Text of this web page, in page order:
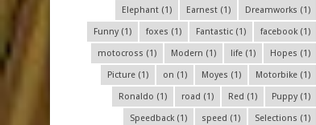
Dreamworks (1)
Earnest (1)
Elephant (1)
facebook (1)
Fantastic (1)
foxes (1)
Funny(1)
Hopes (1)
life (1)
Modern (1)
motocross (1)
Motorbike (1)
Moyes (1)
on (1)
Picture (1)
Puppy(1)
Red (1)
road (1)
Ronaldo (1)
Selections (1)
speed (1)
Speedback (1)